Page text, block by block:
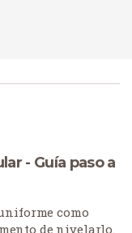
- Guía paso a
como
de nivelarlo.